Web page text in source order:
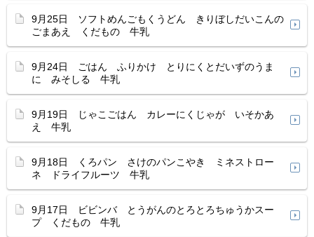
9月25日 ソフトめんごもくうどん きりぼしだいこんの
ごまあえ くだもの 牛乳
9月24日 ごはん ふりかけ とりにくとだいずのうま
に みそしる 牛乳
9月19日 じゃこごはん カレーにくじゃが いそかあ
え 牛乳
9月18日 くろパン さけのパンこやき ミネストロー
ネ ドライフルーツ 牛乳
9月17日 ビビンバ とうがんのとろとろちゅうかスー
プ くだもの 牛乳